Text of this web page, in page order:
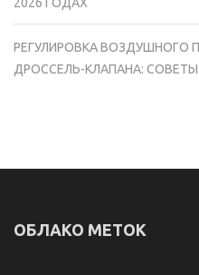
2026 ГОДАХ
РЕГУЛИРОВКА
ДРОССЕЛЬ-КЛАПАНА:
ОБЛАКО МЕТОК